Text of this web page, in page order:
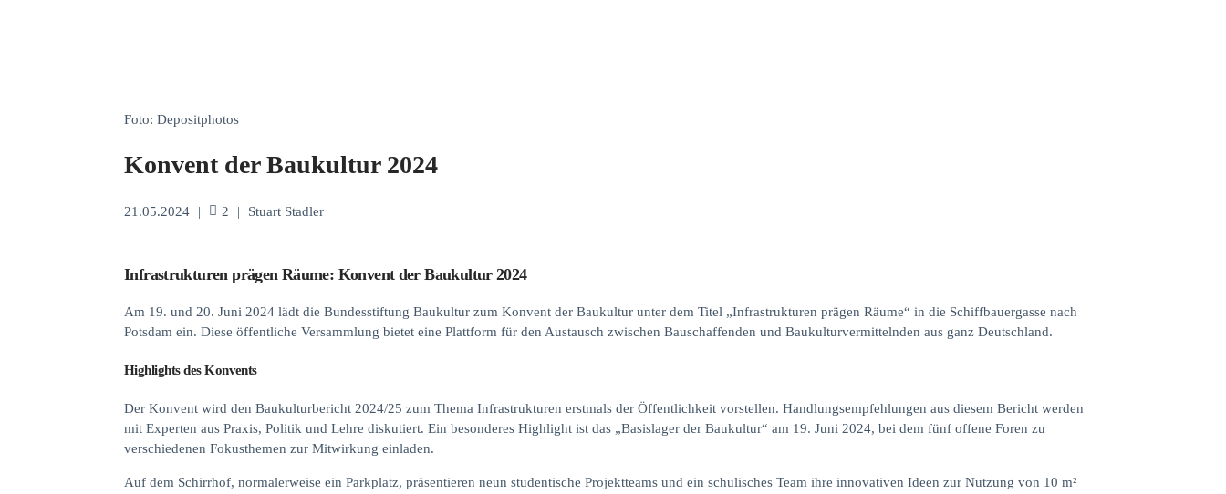
Foto: Depositphotos
Konvent der Baukultur 2024
21.05.2024 | 2 | Stuart Stadler
Infrastrukturen prägen Räume: Konvent der Baukultur 2024
Am 19. und 20. Juni 2024 lädt die Bundesstiftung Baukultur zum Konvent der Baukultur unter dem Titel „Infrastrukturen prägen Räume“ in die Schiffbauergasse nach
Potsdam ein. Diese öffentliche Versammlung bietet eine Plattform für den Austausch zwischen Bauschaffenden und Baukulturvermittelnden aus ganz Deutschland.
Highlights des Konvents
Der Konvent wird den Baukulturbericht 2024/25 zum Thema Infrastrukturen erstmals der Öffentlichkeit vorstellen. Handlungsempfehlungen aus diesem Bericht werden
mit Experten aus Praxis, Politik und Lehre diskutiert. Ein besonderes Highlight ist das „Basislager der Baukultur“ am 19. Juni 2024, bei dem fünf offene Foren zu
verschiedenen Fokusthemen zur Mitwirkung einladen.
Auf dem Schirrhof, normalerweise ein Parkplatz, präsentieren neun studentische Projektteams und ein schulisches Team ihre innovativen Ideen zur Nutzung von 10 m²